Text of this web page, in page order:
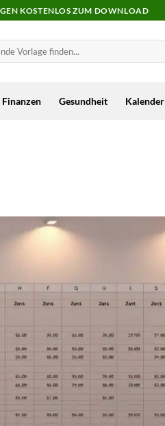
KOSTENLOS ZUM DOWNLOAD
Finanzen Gesundheit Kalender